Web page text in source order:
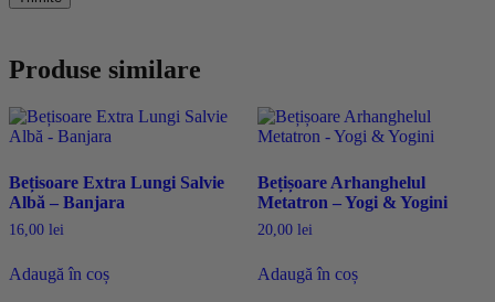
Produse similare
Bețisoare Extra Lungi Salvie
Albă – Banjara
16,00 lei
Adaugă în coș
Bețișoare Arhanghelul
Metatron – Yogi & Yogini
20,00 lei
Adaugă în coș